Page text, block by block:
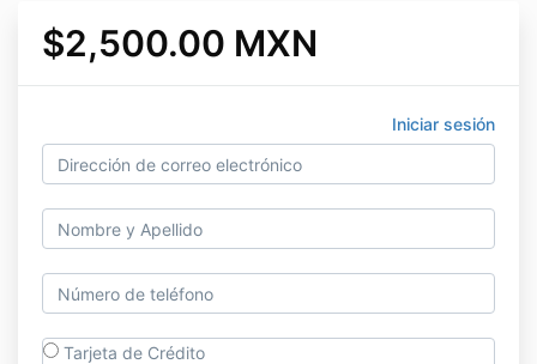
$2,500.00 MXN
Iniciar sesión
Tarjeta de Crédito